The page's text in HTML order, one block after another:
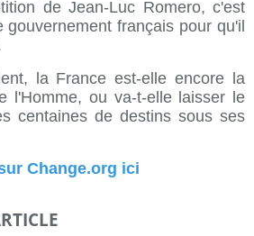
de Jean-Luc Romero, c'est
français pour qu'il
la France est-elle encore la
l'Homme, ou va-t-elle laisser le
centaines de destins sous ses
Change.org ici